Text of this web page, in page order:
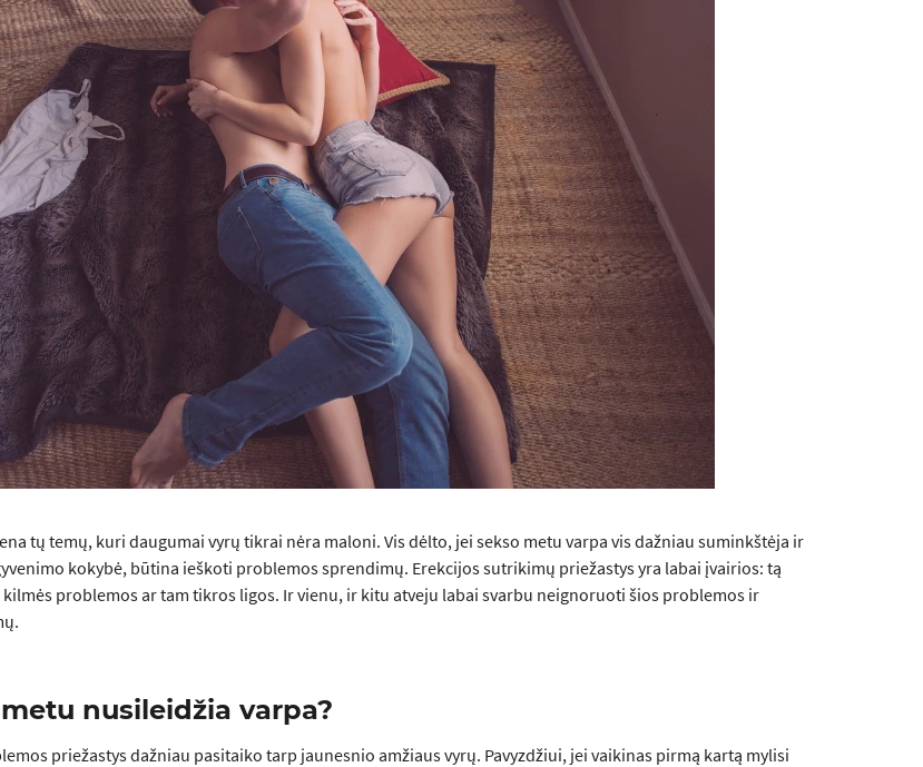
tų temų, kuri daugumai vyrų tikrai nėra maloni. Vis dėlto, jei sekso metu varpa vis dažniau suminkštėja ir
kokybė, būtina ieškoti problemos sprendimų. Erekcijos sutrikimų priežastys yra labai įvairios: tą
problemos ar tam tikros ligos. Ir vienu, ir kitu atveju labai svarbu neignoruoti šios problemos ir
nusileidžia varpa?
priežastys dažniau pasitaiko tarp jaunesnio amžiaus vyrų. Pavyzdžiui, jei vaikinas pirmą kartą mylisi